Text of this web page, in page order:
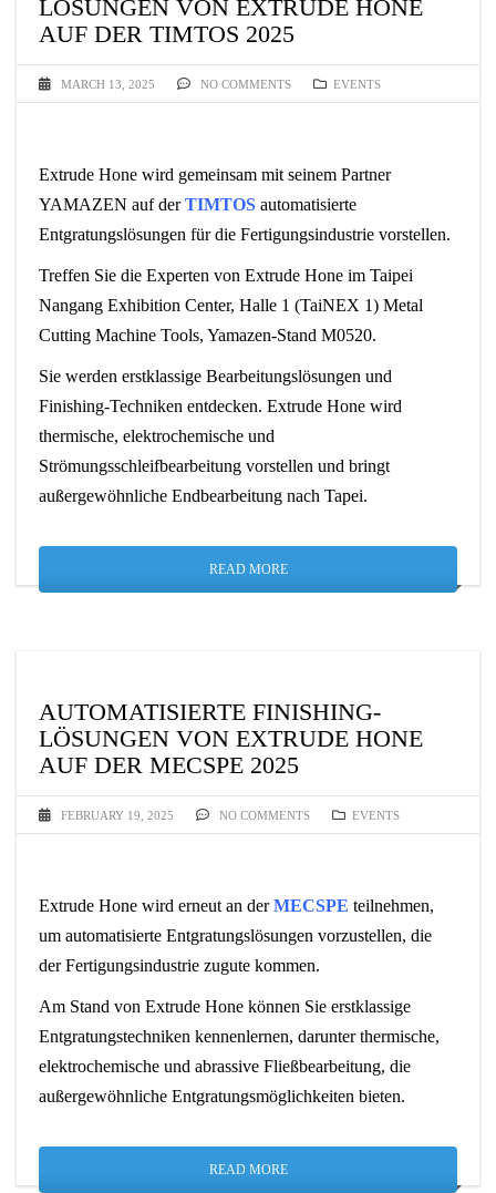
LÖSUNGEN VON EXTRUDE HONE
AUF DER TIMTOS 2025
MARCH 13, 2025 NO COMMENTS EVENTS
Extrude Hone wird gemeinsam mit seinem Partner
YAMAZEN auf derTIMTOS automatisierte
Entgratungslösungen für die Fertigungsindustrie vorstellen.
Treffen Sie die Experten von Extrude Hone im Taipei
Nangang Exhibition Center, Halle 1 (TaiNEX 1) Metal
Cutting Machine Tools, Yamazen-Stand M0520.
Sie werden erstklassige Bearbeitungslösungen und
Finishing-Techniken entdecken. Extrude Hone wird
thermische, elektrochemische und
Strömungsschleifbearbeitung vorstellen und bringt
außergewöhnliche Endbearbeitung nach Tapei.
READ MORE
AUTOMATISIERTE FINISHING-
LÖSUNGEN VON EXTRUDE HONE
AUF DER MECSPE 2025
FEBRUARY 19, 2025 NO COMMENTS EVENTS
Extrude Hone wird erneut an der MECSPE teilnehmen,
um automatisierte Entgratungslösungen vorzustellen, die
der Fertigungsindustrie zugute kommen.
Am Stand von Extrude Hone können Sie erstklassige
Entgratungstechniken kennenlernen, darunter thermische,
elektrochemische und abrassive Fließbearbeitung, die
außergewöhnliche Entgratungsmöglichkeiten bieten.
READ MORE